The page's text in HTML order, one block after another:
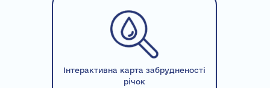
Інтерактивна карта забрудненості
річок